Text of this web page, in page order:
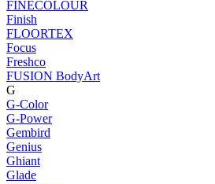
FINECOLOUR
Finish
FLOORTEX
Focus
Freshco
FUSION BodyArt
G
G-Color
G-Power
Gembird
Genius
Ghiant
Glade